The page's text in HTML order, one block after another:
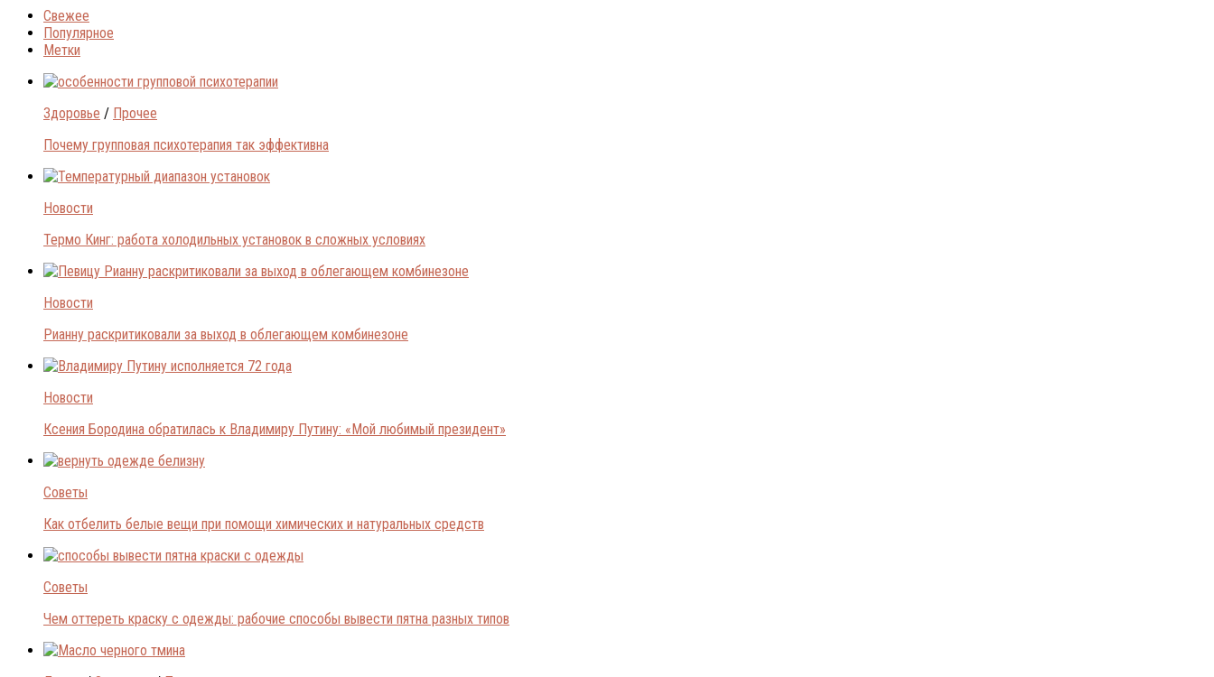
Свежее
Популярное
Метки
Здоровье / Прочее
Почему групповая психотерапия так эффективна
Новости
Термо Кинг: работа холодильных установок в сложных условиях
Новости
Рианну раскритиковали за выход в облегающем комбинезоне
Новости
Ксения Бородина обратилась к Владимиру Путину: «Мой любимый президент»
Советы
Как отбелить белые вещи при помощи химических и натуральных средств
Советы
Чем оттереть краску с одежды: рабочие способы вывести пятна разных типов